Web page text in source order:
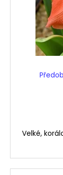
Velké,